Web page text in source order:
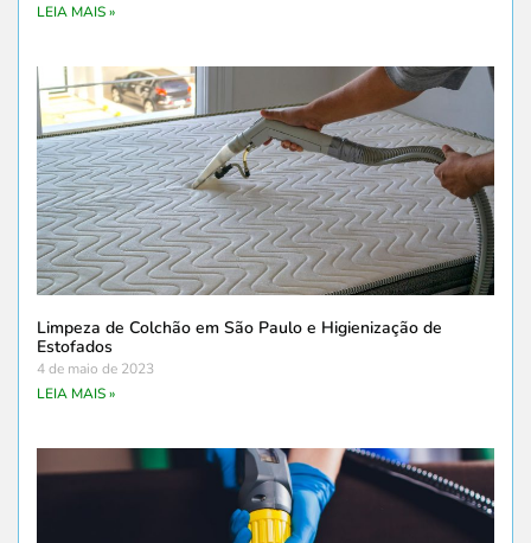
LEIA MAIS »
Limpeza de Colchão em São Paulo e Higienização de
Estofados
4 de maio de 2023
LEIA MAIS »